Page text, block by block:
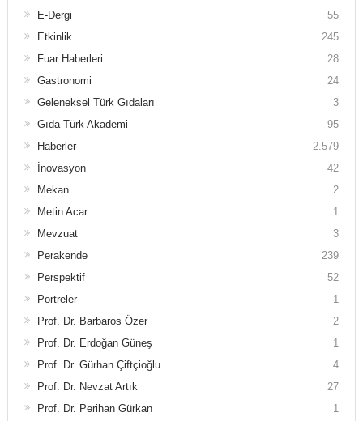
E-Dergi
55
Etkinlik
245
Fuar Haberleri
28
Gastronomi
24
Geleneksel Türk Gıdaları
3
Gıda Türk Akademi
95
Haberler
2.579
İnovasyon
42
Mekan
2
Metin Acar
1
Mevzuat
3
Perakende
239
Perspektif
52
Portreler
1
Prof. Dr. Barbaros Özer
2
Prof. Dr. Erdoğan Güneş
1
Prof. Dr. Gürhan Çiftçioğlu
4
Prof. Dr. Nevzat Artık
27
Prof. Dr. Perihan Gürkan
1